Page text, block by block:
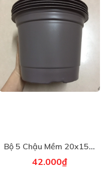
sóc cây trong
rau,
1 cào
Bộ 5 Chậu Mềm 20x15cm
42.000₫